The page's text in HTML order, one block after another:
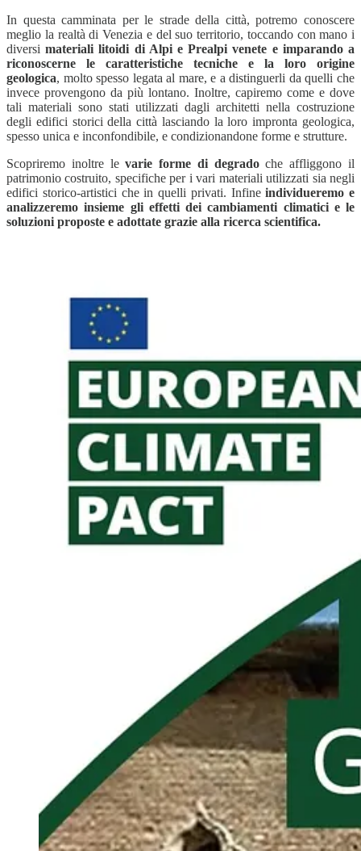
In questa camminata per le strade della città, potremo conoscere
meglio la realtà di Venezia e del suo territorio, toccando con mano i
diversimateriali litoidi di Alpi e Prealpi venete e imparando a
riconoscerne le caratteristiche tecniche e la loro origine
geologica, molto spesso legata al mare, e a distinguerli da quelli che
invece provengono da più lontano. Inoltre, capiremo come e dove
tali materiali sono stati utilizzati dagli architetti nella costruzione
degli edifici storici della città lasciando la loro impronta geologica,
spesso unica e inconfondibile, e condizionandone forme e strutture.
Scopriremo inoltre levarie forme di degradoche affliggono il
patrimonio costruito, specifiche per i vari materiali utilizzati sia negli
edifici storico-artistici che in quelli privati. Infineindividueremo e
analizzeremo insieme gli effetti dei cambiamenti climatici e le
soluzioni proposte e adottate grazie alla ricerca scientifica.